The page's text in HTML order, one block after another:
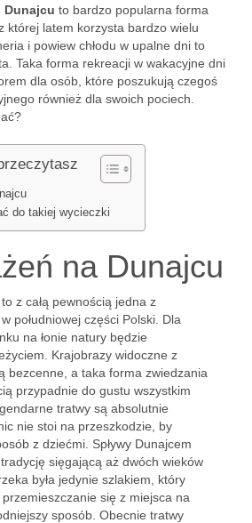
Dunajcu to bardzo popularna forma
której latem korzysta bardzo wielu
i powiew chłodu w upalne dni to
Taka forma rekreacji w wakacyjne dni
dla osób, które poszukują czegoś
również dla swoich pociech.
do takiej wycieczki
na Dunajcu
to z całą pewnością jedna z
południowej części Polski. Dla
na łonie natury będzie
Krajobrazy widoczne z
bezcenne, a taka forma zwiedzania
przypadnie do gustu wszystkim
tratwy są absolutnie
nie stoi na przeszkodzie, by
z dziećmi. Spływy Dunajcem
sięgającą aż dwóch wieków
była jedynie szlakiem, który
przemieszczanie się z miejsca na
sposób. Obecnie tratwy